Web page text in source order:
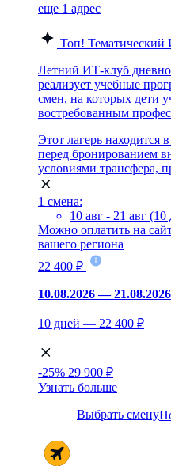
еще 1 адрес
Топ! Тематический
Летний ИТ-клуб
реализует учебные
смен, на которых дети
востребованным
Этот лагерь находится
перед бронированием
условиями трансфера,
1 смена:
10 авг - 21 авг (10
Можно оплатить на
вашего региона
22 400 ₽
10.08.2026 — 21.08.2026
10 дней — 22 400 ₽
-25% 29 900 ₽
Узнать больше
Выбрать смену